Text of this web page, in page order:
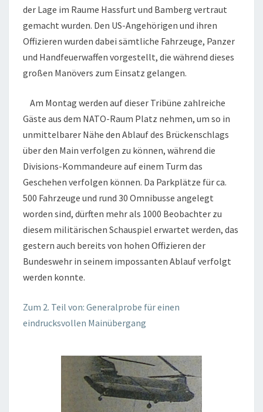
der Lage im Raume Hassfurt und Bamberg vertraut
gemacht wurden. Den US-Angehörigen und ihren
Offizieren wurden dabei sämtliche Fahrzeuge, Panzer
und Handfeuerwaffen vorgestellt, die während dieses
großen Manövers zum Einsatz gelangen.
Am Montag werden auf dieser Tribüne zahlreiche
Gäste aus dem NATO-Raum Platz nehmen, um so in
unmittelbarer Nähe den Ablauf des Brückenschlags
über den Main verfolgen zu können, während die
Divisions-Kommandeure auf einem Turm das
Geschehen verfolgen können. Da Parkplätze für ca.
500 Fahrzeuge und rund 30 Omnibusse angelegt
worden sind, dürften mehr als 1000 Beobachter zu
diesem militärischen Schauspiel erwartet werden, das
gestern auch bereits von hohen Offizieren der
Bundeswehr in seinem impossanten Ablauf verfolgt
werden konnte.
Zum 2. Teil von: Generalprobe für einen
eindrucksvollen Mainübergang